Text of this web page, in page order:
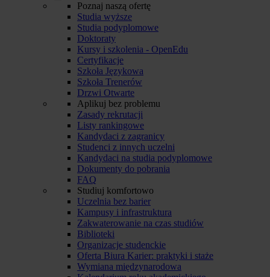
Poznaj naszą ofertę
Studia wyższe
Studia podyplomowe
Doktoraty
Kursy i szkolenia - OpenEdu
Certyfikacje
Szkoła Językowa
Szkoła Trenerów
Drzwi Otwarte
Aplikuj bez problemu
Zasady rekrutacji
Listy rankingowe
Kandydaci z zagranicy
Studenci z innych uczelni
Kandydaci na studia podyplomowe
Dokumenty do pobrania
FAQ
Studiuj komfortowo
Uczelnia bez barier
Kampusy i infrastruktura
Zakwaterowanie na czas studiów
Biblioteki
Organizacje studenckie
Oferta Biura Karier: praktyki i staże
Wymiana międzynarodowa